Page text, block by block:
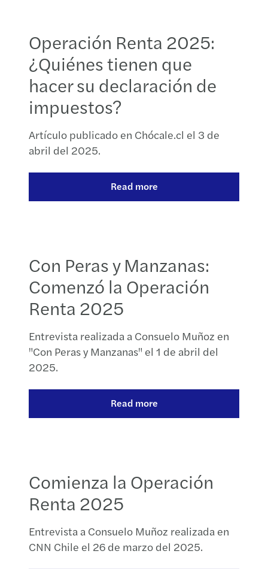
Operación Renta 2025:
¿Quiénes tienen que
hacer su declaración de
impuestos?
Artículo publicado en Chócale.cl el 3 de
abril del 2025.
Read more
Con Peras y Manzanas:
Comenzó la Operación
Renta 2025
Entrevista realizada a Consuelo Muñoz en
"Con Peras y Manzanas" el 1 de abril del
2025.
Read more
Comienza la Operación
Renta 2025
Entrevista a Consuelo Muñoz realizada en
CNN Chile el 26 de marzo del 2025.